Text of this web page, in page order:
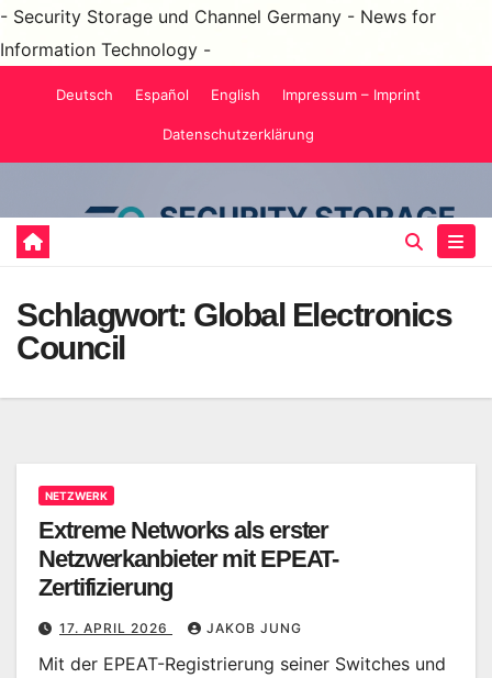
- Security Storage und Channel Germany - News for
Information Technology -
Deutsch Español English Impressum – Imprint
Datenschutzerklärung
Schlagwort: Global Electronics
Council
NETZWERK
Extreme Networks als erster
Netzwerkanbieter mit EPEAT-
Zertifizierung
17. APRIL 2026 JAKOB JUNG
Mit der EPEAT-Registrierung seiner Switches und